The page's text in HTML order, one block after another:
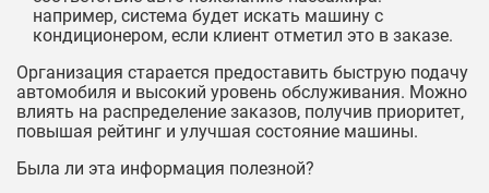
например, система будет искать машину с
кондиционером, если клиент отметил это в заказе.
Организация старается предоставить быструю подачу
автомобиля и высокий уровень обслуживания. Можно
влиять на распределение заказов, получив приоритет,
повышая рейтинг и улучшая состояние машины.
Была ли эта информация полезной?